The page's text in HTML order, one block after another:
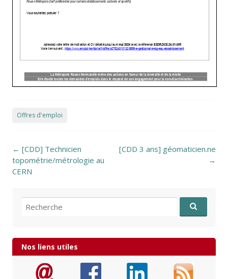
Offres d'emploi
Post navigation
← [CDD] Technicien
topométrie/métrologie au
CERN
[CDD 3 ans] géomaticien.ne
→
Recherche pour:
Nos liens utiles